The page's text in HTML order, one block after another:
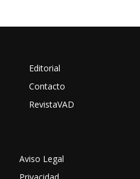
Editorial
Contacto
RevistaVAD
Aviso Legal